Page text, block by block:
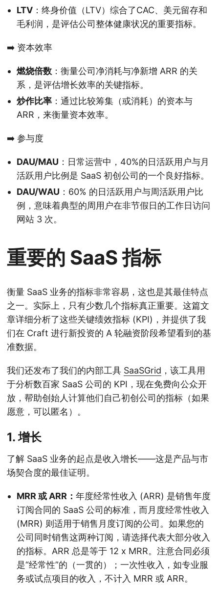
LTV ：终身价值（LTV）综合了CAC、美元留存和
毛利润，是评估公司整体健康状况的重要指标。
➡️ 资本效率
燃烧倍数 ：衡量公司净消耗与净新增 ARR 的关
系，是评估增长效率的关键指标。
炒作比率 ：通过比较筹集（或消耗）的资本与
ARR，来衡量资本效率。
➡️ 参与度
DAU/MAU ：日常运营中，40%的日活跃用户与月
活跃用户比例是 SaaS 初创公司的一个良好指标。
DAU/WAU ：60% 的日活跃用户与周活跃用户比
例，意味着典型的周用户在非节假日的工作日访问
网站 3 次。
重要的 SaaS 指标
衡量 SaaS 业务的指标非常容易，这也是其最佳特点
之一。实际上，只有少数几个指标真正重要。这篇文
章详细分析了这些关键绩效指标 (KPI)，并提供了我
们在 Craft 进行新投资的 A 轮融资阶段希望看到的基
准数据。
我们还发布了我们的内部工具 SaaSGrid ，该工具用
于分析数百家 SaaS 公司的 KPI，现在免费向公众开
放，帮助创始人计算他们自己初创公司的指标（如果
愿意，可以匿名）。
1. 增长
了解 SaaS 业务的起点是收入增长——这是产品与市
场契合度的最佳证明。
MRR 或 ARR： 年度经常性收入 (ARR) 是销售年度
订阅合同的 SaaS 公司的标准，而月度经常性收入
(MRR) 则适用于销售月度订阅的公司。如果您的
公司同时销售这两种订阅，请选择代表大部分收入
的指标。ARR 总是等于 12 x MRR。注意合同必须
是“经常性”的（一贯的）；一次性收入，如专业服
务或试点项目的收入，不计入 MRR 或 ARR。